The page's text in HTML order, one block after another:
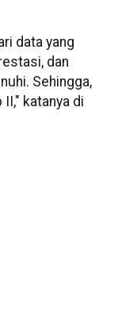
data yang
dan
Sehingga,
katanya di